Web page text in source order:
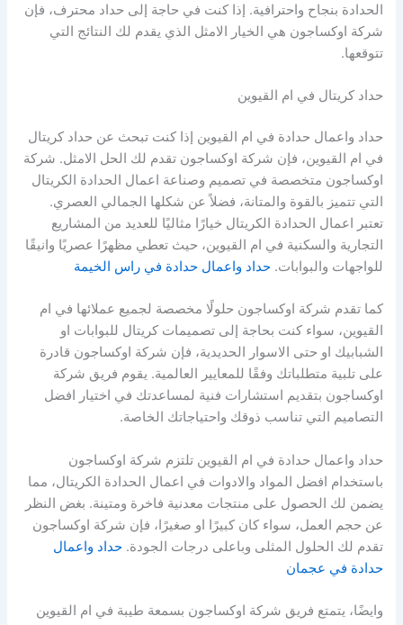
الحدادة بنجاح واحترافية. إذا كنت في حاجة إلى حداد محترف، فإن
شركة اوكساجون هي الخيار الامثل الذي يقدم لك النتائج التي
تتوقعها.
حداد كريتال في ام القيوين
حداد واعمال حدادة في ام القيوين إذا كنت تبحث عن حداد كريتال
في ام القيوين، فإن شركة اوكساجون تقدم لك الحل الامثل. شركة
اوكساجون متخصصة في تصميم وصناعة اعمال الحدادة الكريتال
التي تتميز بالقوة والمتانة، فضلاً عن شكلها الجمالي العصري.
تعتبر اعمال الحدادة الكريتال خيارًا مثاليًا للعديد من المشاريع
التجارية والسكنية في ام القيوين، حيث تعطي مظهرًا عصريًا وانيقًا
للواجهات والبوابات.حداد واعمال حدادة في راس الخيمة
كما تقدم شركة اوكساجون حلولًا مخصصة لجميع عملائها في ام
القيوين، سواء كنت بحاجة إلى تصميمات كريتال للبوابات او
الشبابيك او حتى الاسوار الحديدية، فإن شركة اوكساجون قادرة
على تلبية متطلباتك وفقًا للمعايير العالمية. يقوم فريق شركة
اوكساجون بتقديم استشارات فنية لمساعدتك في اختيار افضل
التصاميم التي تناسب ذوقك واحتياجاتك الخاصة.
حداد واعمال حدادة في ام القيوين تلتزم شركة اوكساجون
باستخدام افضل المواد والادوات في اعمال الحدادة الكريتال، مما
يضمن لك الحصول على منتجات معدنية فاخرة ومتينة. بغض النظر
عن حجم العمل، سواء كان كبيرًا او صغيرًا، فإن شركة اوكساجون
تقدم لك الحلول المثلى وباعلى درجات الجودة.حداد واعمال
حدادة في عجمان
وايضًا، يتمتع فريق شركة اوكساجون بسمعة طيبة في ام القيوين